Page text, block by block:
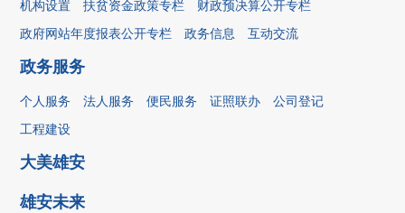
机构设置 扶贫资金政策专栏
财政预决算公开专栏
政府网站年度报表公开专栏
政务信息 互动交流
政务服务
个人服务 法人服务 便民服务 证照联办
公司登记
工程建设
大美雄安
雄安未来